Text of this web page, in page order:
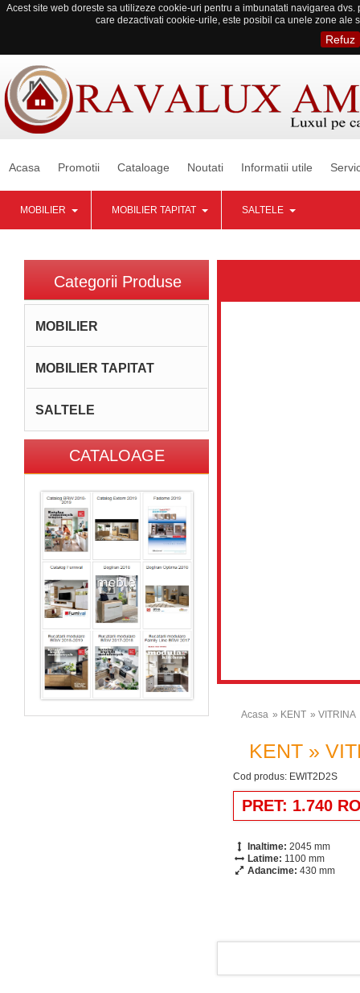
Acest site web doreste sa utilizeze cookie-uri pentru a imbunatati navigarea
care dezactivati cookie-urile, este posibil ca unele zone ale
Refuz
Acasa Promotii Cataloage Noutati Informatii utile
MOBILIER MOBILIER TAPITAT SALTELE
Acasa » KENT » VITRINA
KENT »
Cod produs: EWIT2D2S
PRET: 1.740
Inaltime: 2045 mm
Latime: 1100 mm
Adancime: 430 mm
Categorii Produse
MOBILIER
MOBILIER TAPITAT
SALTELE
CATALOAGE